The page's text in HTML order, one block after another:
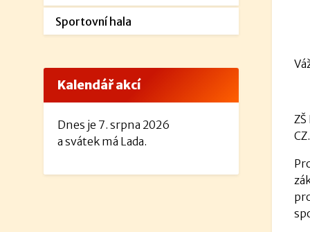
Sportovní hala
Kalendář akcí
Dnes je 7. srpna 2026
a svátek má Lada.